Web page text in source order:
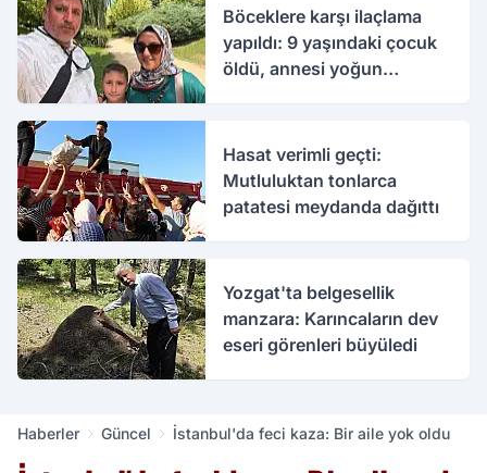
Böceklere karşı ilaçlama
yapıldı: 9 yaşındaki çocuk
öldü, annesi yoğun
Hasat verimli geçti:
Mutluluktan tonlarca
patatesi meydanda dağıttı
Yozgat'ta belgesellik
manzara: Karıncaların dev
eseri görenleri büyüledi
Haberler Güncel İstanbul'da feci kaza: Bir aile yok oldu